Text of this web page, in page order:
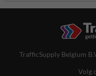
TrafficSupply Belgium
Volg